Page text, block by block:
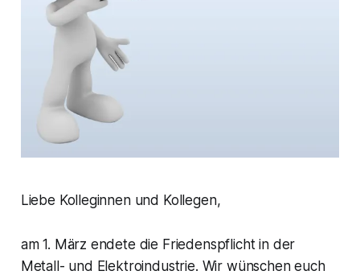
Liebe Kolleginnen und Kollegen,
am 1. März endete die Friedenspflicht in der
Metall- und Elektroindustrie. Wir wünschen euch